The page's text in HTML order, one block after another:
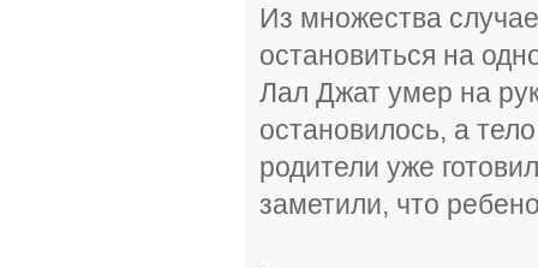
Из множества
остановиться на
Лал Джат умер на
остановилось, а
родители уже
заметили, что